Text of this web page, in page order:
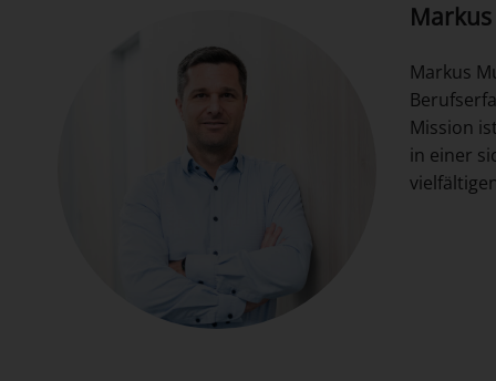
Markus
Mission
in einer